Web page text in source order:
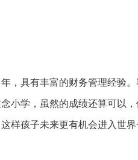
具有丰富的财务管理经验
小学，虽然的成绩还算可以
样孩子未来更有机会进入世